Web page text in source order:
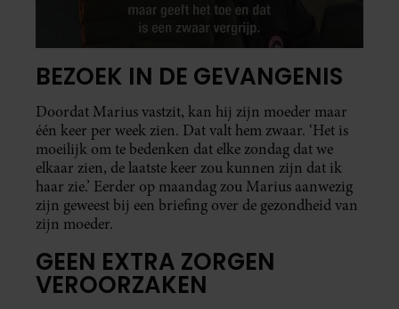
BEZOEK IN DE GEVANGENIS
Doordat Marius vastzit, kan hij zijn moeder maar
één keer per week zien. Dat valt hem zwaar. ‘Het is
moeilijk om te bedenken dat elke zondag dat we
elkaar zien, de laatste keer zou kunnen zijn dat ik
haar zie.’ Eerder op maandag zou Marius aanwezig
zijn geweest bij een briefing over de gezondheid van
zijn moeder.
GEEN EXTRA ZORGEN
VEROORZAKEN